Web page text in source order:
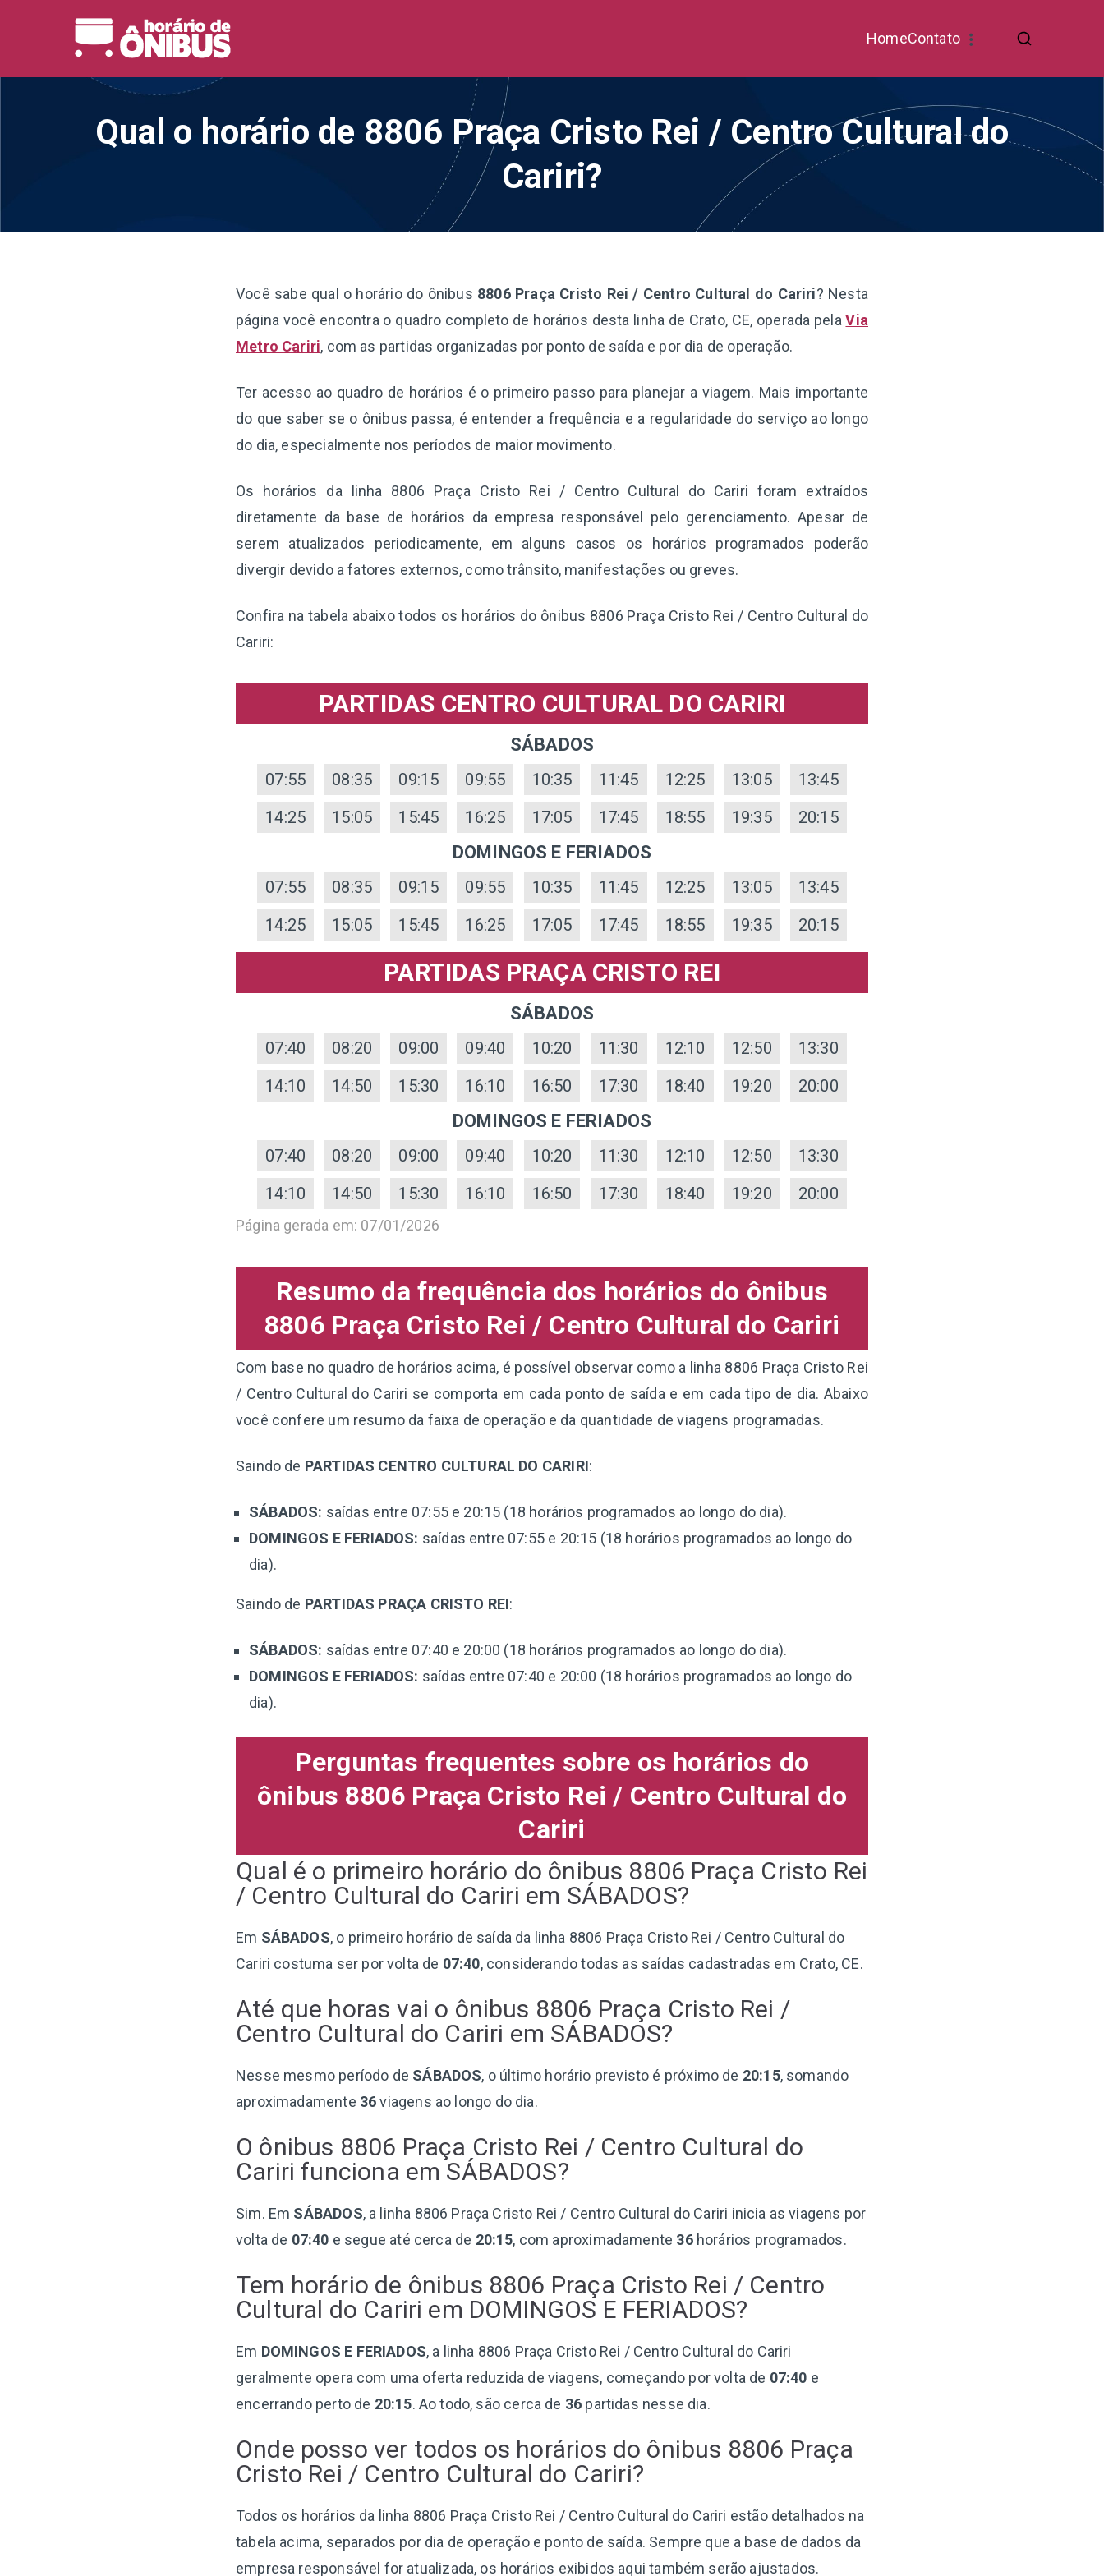
HomeContato
Qual o horário de 8806 Praça Cristo Rei / Centro Cultural do
Cariri?
Você sabe qual o horário do ônibus 8806 Praça Cristo Rei / Centro Cultural do Cariri? Nesta
página você encontra o quadro completo de horários desta linha de Crato, CE, operada pelaVia
Metro Cariri, com as partidas organizadas por ponto de saída e por dia de operação.
Ter acesso ao quadro de horários é o primeiro passo para planejar a viagem. Mais importante
do que saber se o ônibus passa, é entender a frequência e a regularidade do serviço ao longo
do dia, especialmente nos períodos de maior movimento.
Os horários da linha 8806 Praça Cristo Rei / Centro Cultural do Cariri foram extraídos
diretamente da base de horários da empresa responsável pelo gerenciamento. Apesar de
serem atualizados periodicamente, em alguns casos os horários programados poderão
divergir devido a fatores externos, como trânsito, manifestações ou greves.
Confira na tabela abaixo todos os horários do ônibus 8806 Praça Cristo Rei / Centro Cultural do
Cariri:
PARTIDAS CENTRO CULTURAL DO CARIRI
SÁBADOS
07:55 08:35 09:15 09:55 10:35 11:45 12:25 13:05
13:45
14:25
15:05 15:45 16:25 17:05 17:45 18:55 19:35 20:15
DOMINGOS E FERIADOS
07:55 08:35 09:15 09:55 10:35 11:45 12:25 13:05
13:45
14:25
15:05 15:45 16:25 17:05 17:45 18:55 19:35 20:15
PARTIDAS PRAÇA CRISTO REI
SÁBADOS
07:40 08:20 09:00 09:40 10:20 11:30 12:10 12:50
13:30
14:10
14:50 15:30 16:10 16:50 17:30 18:40 19:20 20:00
DOMINGOS E FERIADOS
07:40 08:20 09:00 09:40 10:20 11:30 12:10 12:50
13:30
14:10
14:50 15:30 16:10 16:50 17:30 18:40 19:20 20:00
Página gerada em: 07/01/2026
Resumo da frequência dos horários do ônibus
8806 Praça Cristo Rei / Centro Cultural do Cariri
Com base no quadro de horários acima, é possível observar como a linha 8806 Praça Cristo Rei
/ Centro Cultural do Cariri se comporta em cada ponto de saída e em cada tipo de dia. Abaixo
você confere um resumo da faixa de operação e da quantidade de viagens programadas.
Saindo de PARTIDAS CENTRO CULTURAL DO CARIRI:
SÁBADOS: saídas entre 07:55 e 20:15 (18 horários programados ao longo do dia).
DOMINGOS E FERIADOS: saídas entre 07:55 e 20:15 (18 horários programados ao longo do
dia).
Saindo de PARTIDAS PRAÇA CRISTO REI:
SÁBADOS: saídas entre 07:40 e 20:00 (18 horários programados ao longo do dia).
DOMINGOS E FERIADOS: saídas entre 07:40 e 20:00 (18 horários programados ao longo do
dia).
Perguntas frequentes sobre os horários do
ônibus 8806 Praça Cristo Rei / Centro Cultural do
Cariri
Qual é o primeiro horário do ônibus 8806 Praça Cristo Rei
/ Centro Cultural do Cariri em SÁBADOS?
Em SÁBADOS, o primeiro horário de saída da linha 8806 Praça Cristo Rei / Centro Cultural do
Cariri costuma ser por volta de 07:40, considerando todas as saídas cadastradas em Crato, CE.
Até que horas vai o ônibus 8806 Praça Cristo Rei /
Centro Cultural do Cariri em SÁBADOS?
Nesse mesmo período de SÁBADOS, o último horário previsto é próximo de 20:15, somando
aproximadamente 36viagens ao longo do dia.
O ônibus 8806 Praça Cristo Rei / Centro Cultural do
Cariri funciona em SÁBADOS?
Sim. Em SÁBADOS, a linha 8806 Praça Cristo Rei / Centro Cultural do Cariri inicia as viagens por
volta de 07:40 e segue até cerca de 20:15, com aproximadamente 36horários programados.
Tem horário de ônibus 8806 Praça Cristo Rei / Centro
Cultural do Cariri em DOMINGOS E FERIADOS?
Em DOMINGOS E FERIADOS, a linha 8806 Praça Cristo Rei / Centro Cultural do Cariri
geralmente opera com uma oferta reduzida de viagens, começando por volta de 07:40 e
encerrando perto de 20:15. Ao todo, são cerca de 36 partidas nesse dia.
Onde posso ver todos os horários do ônibus 8806 Praça
Cristo Rei / Centro Cultural do Cariri?
Todos os horários da linha 8806 Praça Cristo Rei / Centro Cultural do Cariri estão detalhados na
tabela acima, separados por dia de operação e ponto de saída. Sempre que a base de dados da
empresa responsável for atualizada, os horários exibidos aqui também serão ajustados.